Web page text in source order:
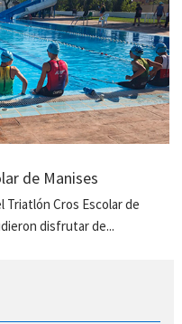
de Manises
Triatlón Cros Escolar de
disfrutar de...